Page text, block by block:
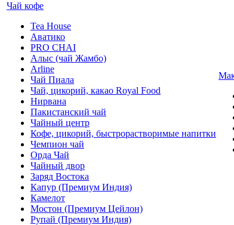
Чай кофе
Tea House
Аватико
PRO CHAI
Алыс (чай Жамбо)
Arline
Чай Пиала
Чай, цикорий, какао Royal Food
Нирвана
Пакистанский чай
Чайный центр
Кофе, цикорий, быстрорастворимые напитки
Чемпион чай
Орда Чай
Чайный двор
Заряд Востока
Капур (Премиум Индия)
Камелот
Мостон (Премиум Цейлон)
Рупай (Премиум Индия)